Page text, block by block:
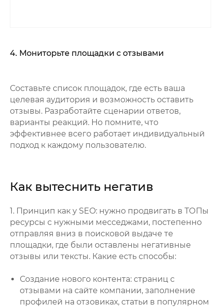
4. Мониторьте площадки с отзывами
Составьте список площадок, где есть ваша
целевая аудитория и возможность оставить
отзывы. Разработайте сценарии ответов,
варианты реакций. Но помните, что
эффективнее всего работает индивидуальный
подход к каждому пользователю.
Как вытеснить негатив
1. Принцип как у SEO: нужно продвигать в ТОПы
ресурсы с нужными месседжами, постепенно
отправляя вниз в поисковой выдаче те
площадки, где были оставлены негативные
отзывы или тексты. Какие есть способы:
Создание нового контента: страниц с
отзывами на сайте компании, заполнение
профилей на отзовиках, статьи в популярном